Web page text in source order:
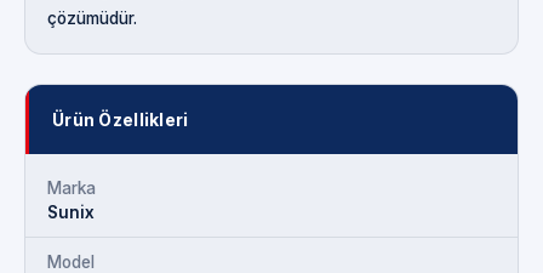
çözümüdür.
Ürün Özellikleri
Marka
Sunix
Model